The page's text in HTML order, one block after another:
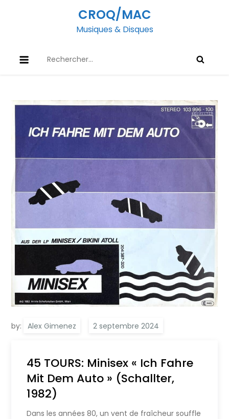
CROQ/MAC
Musiques & Disques
by: Alex Gimenez
45 TOURS: Minisex « Ich Fahre
Mit Dem Auto » (Schallter,
1982)
Dans les années 80, un vent de fraîcheur souffle